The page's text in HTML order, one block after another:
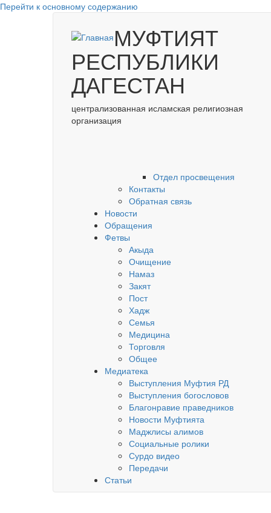
Перейти к основному содержанию
МУФТИЯТ
РЕСПУБЛИКИ
ДАГЕСТАН
централизованная исламская религиозная
организация
Отдел просвещения
Контакты
Обратная связь
Новости
Обращения
Фетвы
Акыда
Очищение
Намаз
Закят
Пост
Хадж
Семья
Медицина
Торговля
Общее
Медиатека
Выступления Муфтия РД
Выступления богословов
Благонравие праведников
Новости Муфтията
Маджлисы алимов
Социальные ролики
Сурдо видео
Передачи
Статьи